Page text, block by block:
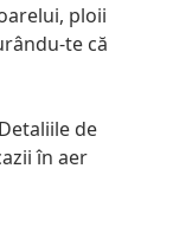
ploii
te că
de
în aer